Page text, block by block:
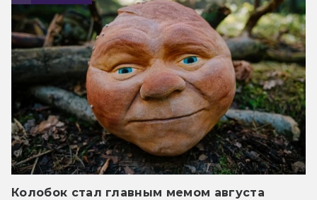
Колобок стал главным мемом августа